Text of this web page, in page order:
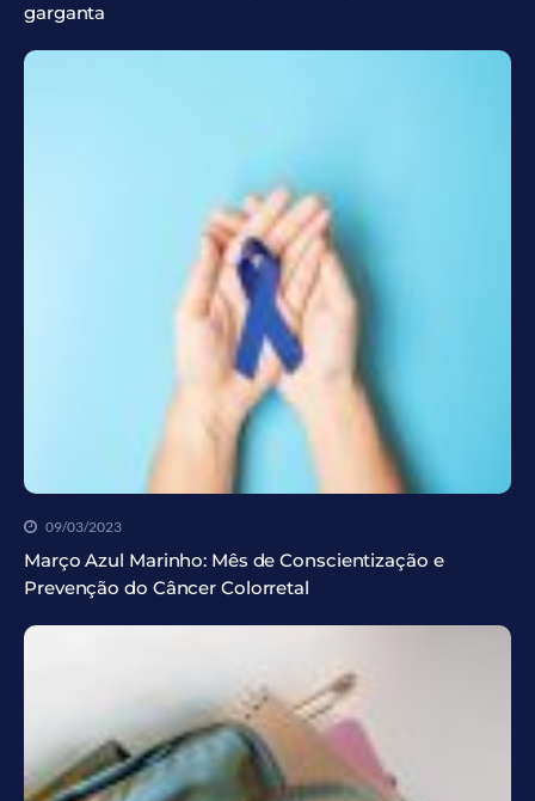
garganta
09/03/2023
Março Azul Marinho: Mês de Conscientização e
Prevenção do Câncer Colorretal